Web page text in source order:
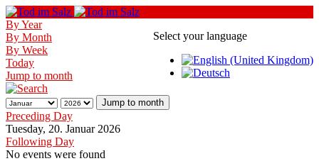
Select your language
By Year
By Month
By Week
Today
Jump to month
Jump to month
Preceding Day
Tuesday, 20. Januar 2026
Following Day
No events were found